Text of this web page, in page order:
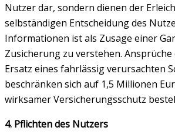
Nutzer dar, sondern dienen der
selbständigen Entscheidung des
Informationen ist als Zusage einer
Zusicherung zu verstehen.
Ersatz eines fahrlässig verursachten
beschränken sich auf 1,5 Millionen
wirksamer Versicherungsschutz
4. Pflichten des Nutzers